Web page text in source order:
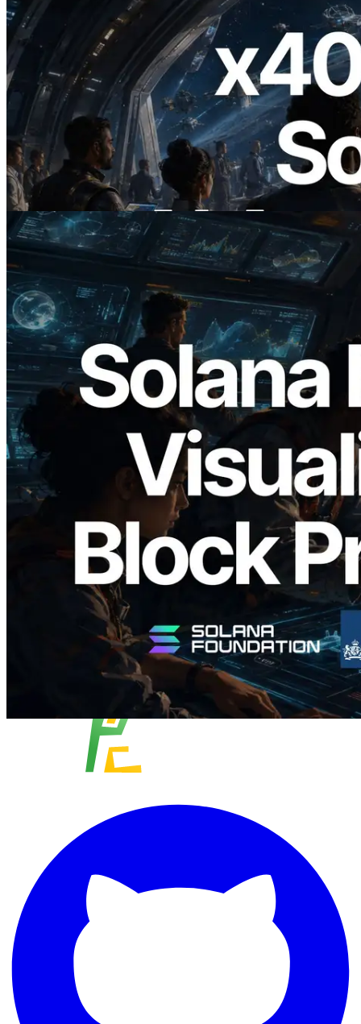
2026.07.04
ERPC startet x402-fähige Solana RPC —
Der Beginn einer Ära, in der KI-Agenten
APIs bei Bedarf bezahlen
Lesen Sie diesen Artikel
2026.05.24
Validators Solutions veröffentlicht Solana
Block Analyzer – Visualisierung der
Blockproduktionszeit pro Slot und der
zugewiesenen Validatoren
Lesen Sie diesen Artikel